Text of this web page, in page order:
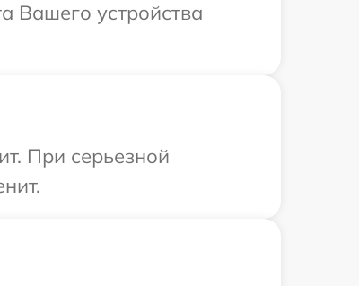
Вашего устройства
При серьезной